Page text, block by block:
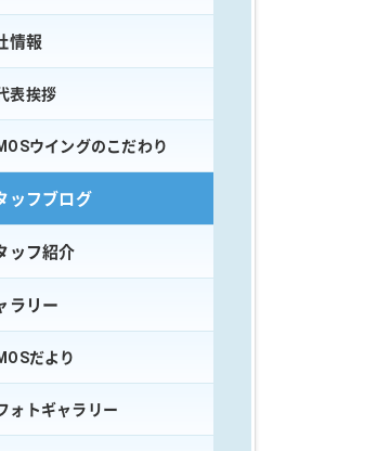
情報
表挨拶
ウイングのこだわり
ッフブログ
ッフ紹介
ラリー
だより
ォトギャラリー